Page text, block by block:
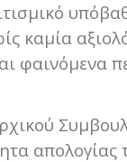
καμία
φαινόμενα
απολογίας